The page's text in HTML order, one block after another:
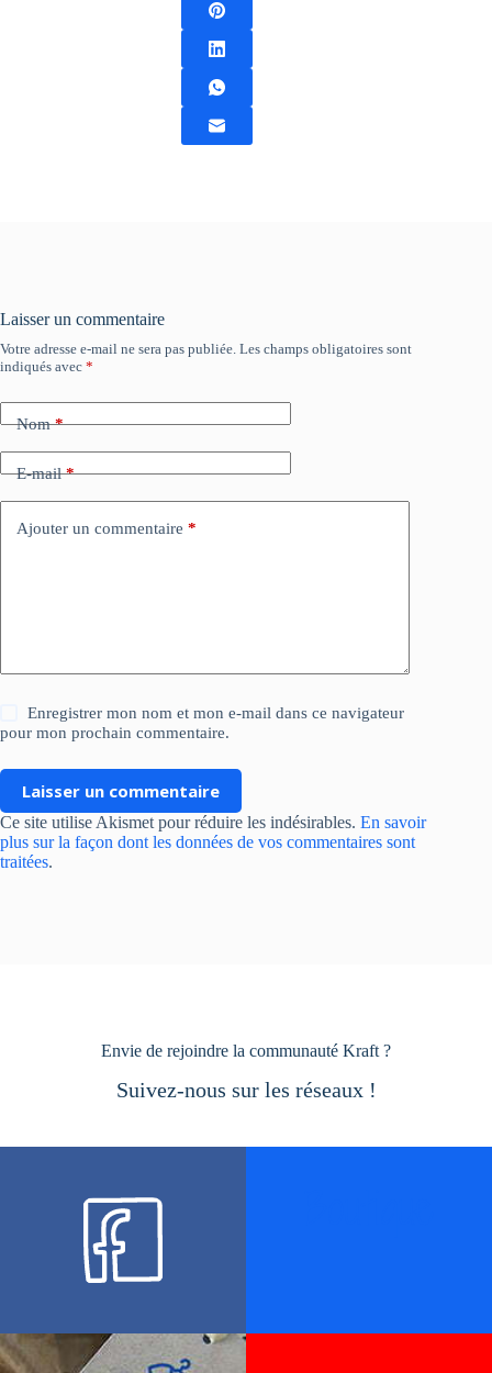
Laisser un commentaire
Votre adresse e-mail ne sera pas publiée. Les champs obligatoires sont
indiqués avec *
Nom*
E-mail*
Ajouter un commentaire *
Enregistrer mon nom et mon e-mail dans ce navigateur
pour mon prochain commentaire.
Laisser un commentaire
Ce site utilise Akismet pour réduire les indésirables. En savoir
plus sur la façon dont les données de vos commentaires sont
traitées.
Envie de rejoindre la communauté Kraft ?
Suivez-nous sur les réseaux !